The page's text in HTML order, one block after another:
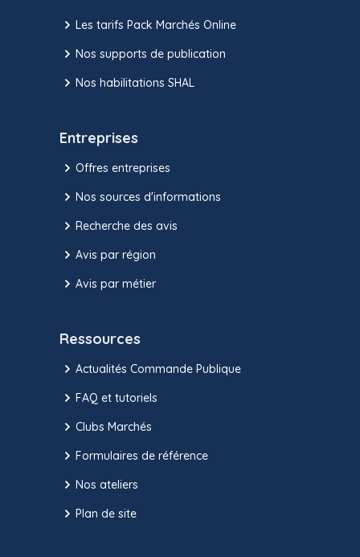
Les tarifs Pack Marchés Online
Nos supports de publication
Nos habilitations SHAL
Entreprises
Offres entreprises
Nos sources d'informations
Recherche des avis
Avis par région
Avis par métier
Ressources
Actualités Commande Publique
FAQ et tutoriels
Clubs Marchés
Formulaires de référence
Nos ateliers
Plan de site